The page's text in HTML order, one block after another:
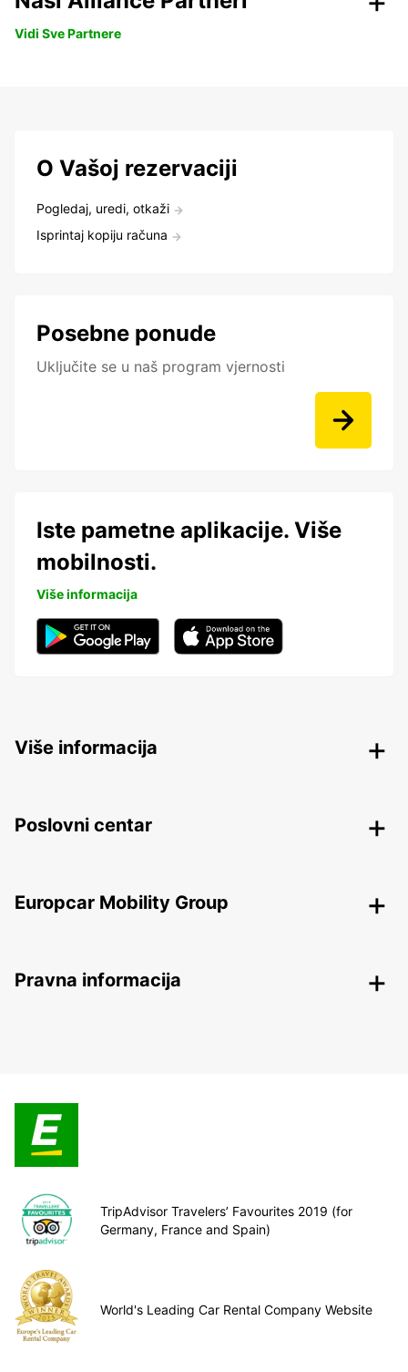
Vidi Sve Partnere
O Vašoj rezervaciji
Pogledaj, uredi, otkaži
Isprintaj kopiju računa
Posebne ponude
Uključite se u naš program vjernosti
Iste pametne aplikacije. Više
mobilnosti.
Više informacija
Više informacija
Poslovni centar
Europcar Mobility Group
Pravna informacija
TripAdvisor Travelers’ Favourites 2019 (for
Germany, France and Spain)
World's Leading Car Rental Company Website